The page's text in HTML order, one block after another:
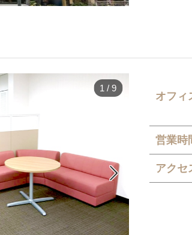

1 / 9
オフィ
営業時
アクセ